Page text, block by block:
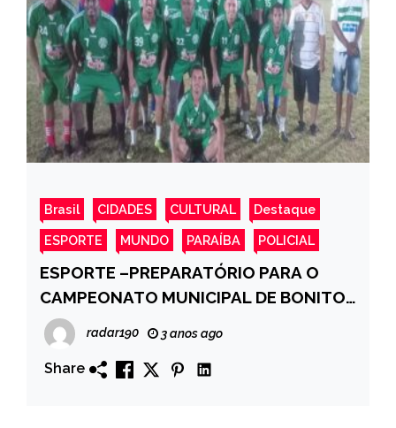
Brasil CIDADES CULTURAL Destaque
ESPORTE MUNDO PARAÍBA POLICIAL
ESPORTE –PREPARATÓRIO PARA O
CAMPEONATO MUNICIPAL DE BONITO
DE SANTA FE – PB -Palmeiras e Real
Viana enfrentam nesta terça (18) no
Estádio Municipal
radar190 3 anos ago
Share